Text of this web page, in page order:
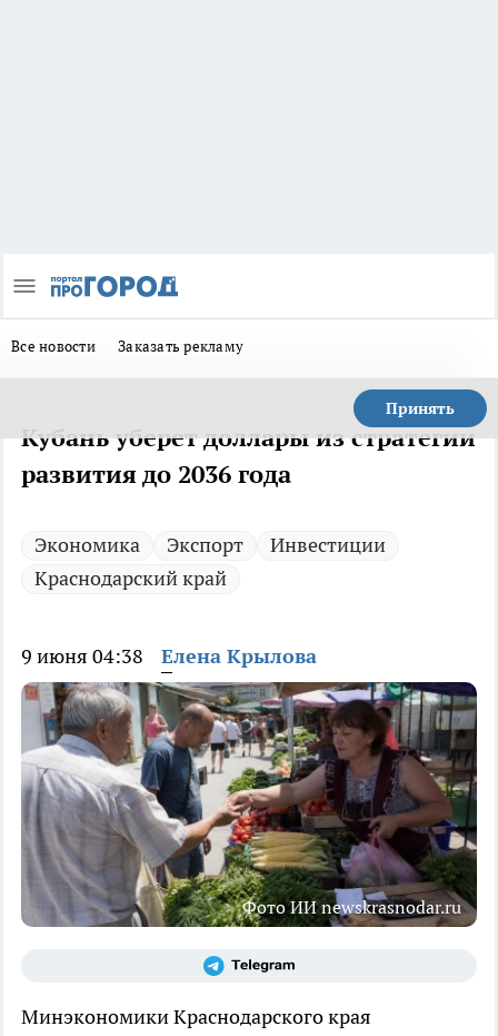
Все новости Заказать рекламу
Принять
Кубань уберет доллары из стратегии
развития до 2036 года
Экономика Экспорт
Инвестиции
Краснодарский край
9 июня 04:38 Елена Крылова
Фото ИИ newskrasnodar.ru
Минэкономики Краснодарского края